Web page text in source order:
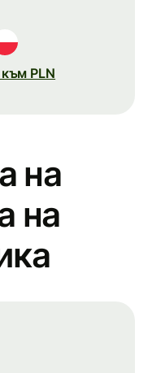
към PLN
на
на